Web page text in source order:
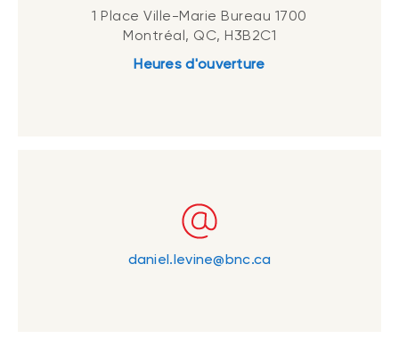
1 Place Ville-Marie Bureau 1700
Montréal, QC, H3B2C1
Heures d'ouverture
daniel.levine@bnc.ca